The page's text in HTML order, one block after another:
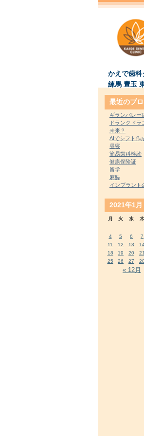
かえで歯科
練馬 豊玉
最近のブ
ギランバレー
ドランクドラ
未来？
AIでシフト作
昼寝
簡易歯科検診
健康保険証
留学
麻酔
インプラント
2021年1月
月 火 水 木
4
5 6 7
11
12 13
18
19 20 21
25
26 27 28
« 12月